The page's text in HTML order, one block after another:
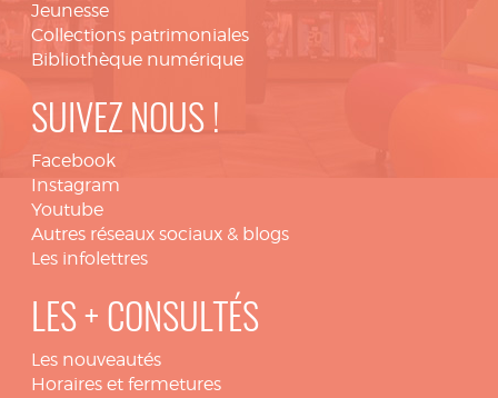
Jeunesse
Collections patrimoniales
Bibliothèque numérique
SUIVEZ NOUS !
Facebook
Instagram
Youtube
Autres réseaux sociaux & blogs
Les infolettres
LES + CONSULTÉS
Les nouveautés
Horaires et fermetures